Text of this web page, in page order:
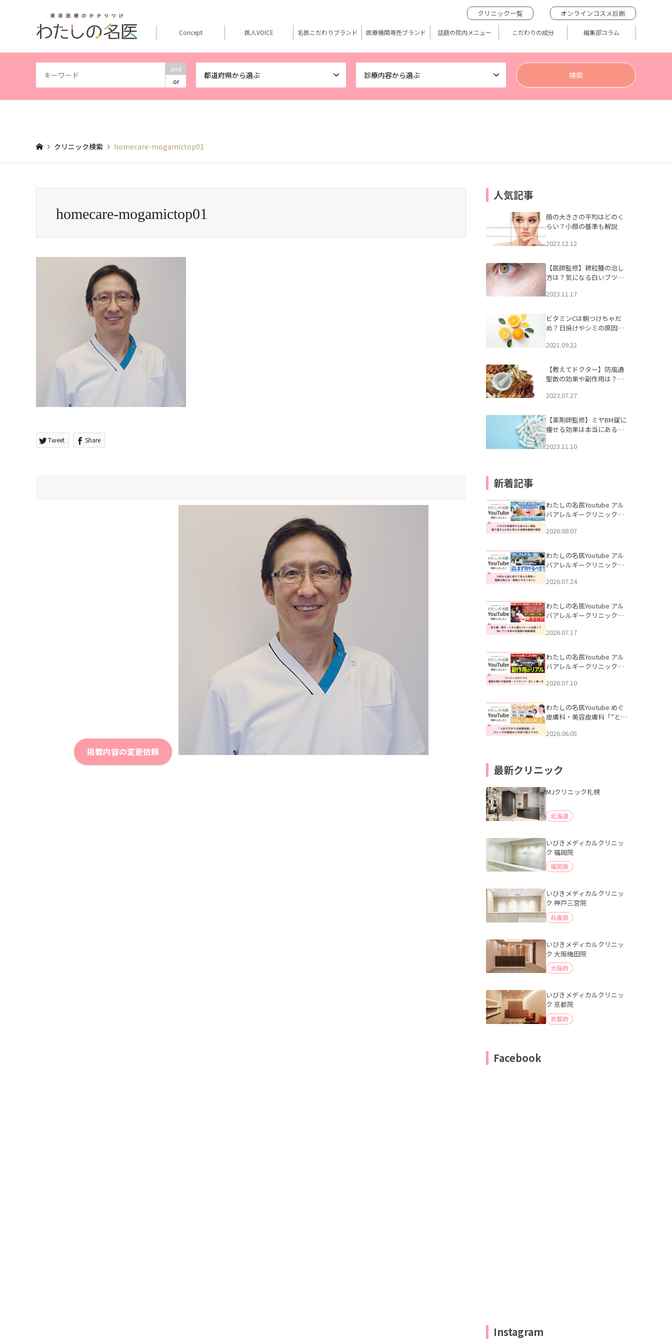
and
or
都道府県から選ぶ 診療内容から選ぶ
クリニック一覧 オンラインコスメ診断
Concept 医人VOICE 名医こだわりブランド 医療機関専売ブランド 話題の院内メニュー こだわりの成分 編集部コラム
クリニック検索 homecare-mogamictop01
homecare-mogamictop01
Tweet Share
掲載内容の変更依頼
人気記事
顔の大きさの平均はどのく
らい？小顔の基準も解説
2023.12.12
【医師監修】稗粒腫の治し
方は？気になる白いブツブ
アについて
2023.11.17
ビタミンCは朝つけちゃだ
め？日焼けやシミの原因に
2021.09.22
【教えてドクター】防風通
聖散の効果や副作用は？長
2023.07.27
【薬剤師監修】ミヤBM錠に
痩せる効果は本当にある
2023.11.10
新着記事
わたしの名医Youtube アル
バアレルギークリニック札
らない理由｜繰り返す人が
説」を公開いたしました。
2026.08.07
わたしの名医Youtube アル
バアレルギークリニック札
える男性へ｜医師が教える
公開いたしました。
2026.07.24
わたしの名医Youtube アル
バアレルギークリニック札
跡にVビームは効く？向いて
説」を公開いたしました。
2026.07.17
わたしの名医Youtube アル
バアレルギークリニック札
医師が明かす副作用・リバ
公開いたしました。
2026.07.10
わたしの名医Youtube めぐ
皮膚科・美容皮膚科「”とお
ッズの肌悩みに本気で答え
2026.06.05
最新クリニック
MJクリニック札幌
北海道
いびきメディカルクリニッ
ク 福岡院
福岡県
いびきメディカルクリニッ
ク 神戸三宮院
兵庫県
いびきメディカルクリニッ
ク 大阪梅田院
大阪府
いびきメディカルクリニッ
ク 京都院
京都府
Facebook
Instagram